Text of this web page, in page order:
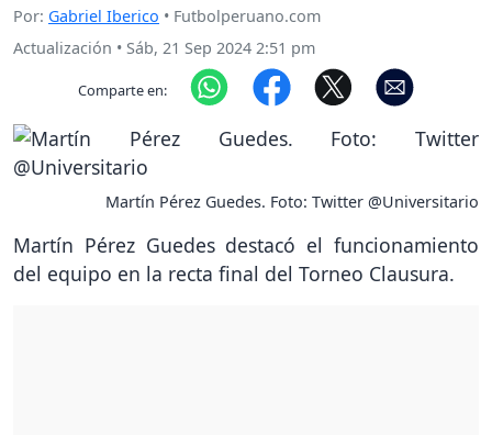
Por: Gabriel Iberico • Futbolperuano.com
Actualización • Sáb, 21 Sep 2024 2:51 pm
Comparte en:
Martín Pérez Guedes. Foto: Twitter @Universitario
Martín Pérez Guedes destacó el funcionamiento
del equipo en la recta final del Torneo Clausura.